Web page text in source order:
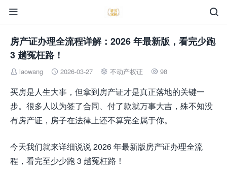


房产证办理全流程详解：2026 年最新版，看完少跑
3 趟冤枉路！
 laowang  2026-03-27  不动产权证  98
买房是人生大事，但拿到房产证才是真正落地的关键一
步。很多人以为签了合同、付了款就万事大吉，殊不知没
有房产证，房子在法律上还不算完全属于你。
今天我们就来详细说说 2026 年最新版房产证办理全流
程，看完至少少跑 3 趟冤枉路！